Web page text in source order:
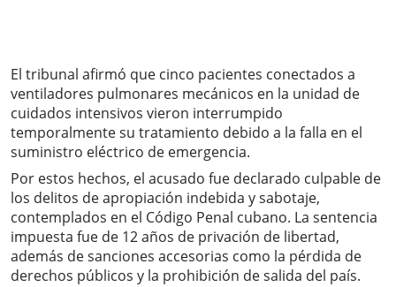
El tribunal afirmó que cinco pacientes conectados a
ventiladores pulmonares mecánicos en la unidad de
cuidados intensivos vieron interrumpido
temporalmente su tratamiento debido a la falla en el
suministro eléctrico de emergencia.
Por estos hechos, el acusado fue declarado culpable de
los delitos de apropiación indebida y sabotaje,
contemplados en el Código Penal cubano. La sentencia
impuesta fue de 12 años de privación de libertad,
además de sanciones accesorias como la pérdida de
derechos públicos y la prohibición de salida del país.